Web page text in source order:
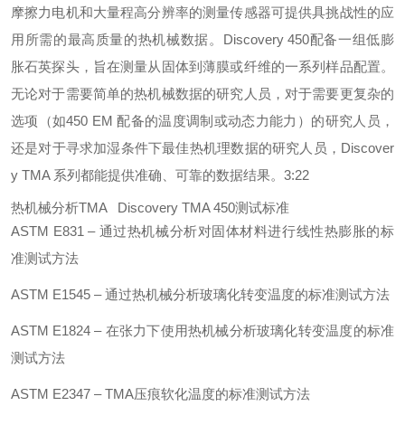
摩擦力电机和大量程高分辨率的测量传感器可提供具挑战性的应
用所需的最高质量的热机械数据。Discovery 450配备一组低膨
胀石英探头，旨在测量从固体到薄膜或纤维的一系列样品配置。
无论对于需要简单的热机械数据的研究人员，对于需要更复杂的
选项（如450 EM 配备的温度调制或动态力能力）的研究人员，
还是对于寻求加湿条件下最佳热机理数据的研究人员，Discover
y TMA 系列都能提供准确、可靠的数据结果。3:22
热机械分析TMA Discovery TMA 450测试标准
ASTM E831 – 通过热机械分析对固体材料进行线性热膨胀的标
准测试方法
ASTM E1545 – 通过热机械分析玻璃化转变温度的标准测试方法
ASTM E1824 – 在张力下使用热机械分析玻璃化转变温度的标准
测试方法
ASTM E2347 – TMA压痕软化温度的标准测试方法